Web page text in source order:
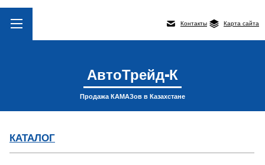
Контакты Карта сайта
АвтоТрейд-К
Продажа КАМАЗов в Казахстане
КАТАЛОГ